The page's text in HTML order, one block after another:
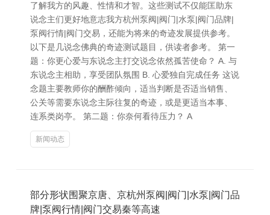
了解我方的风趣、性情和才智。这些测试不仅能匡助东
说念主们更好地意志我方杭州泵阀|阀门|水泵|阀门品牌|
泵阀行情|阀门交易，还能为将来的奇迹发展提供参考。
以下是几说念佛典的奇迹测试题目，供读者参考。 第一
题：你更心爱与东说念主打交说念依然孤苦使命？ A. 与
东说念主相助，享受团队氛围 B. 心爱独自完成任务 这说
念题主要教师你的酬酢倾向，适当判断是否适当销售、
公关等需要东说念主际往复的奇迹，或是更适当本事、
连系类岗亭。 第二题：你奈何看待压力？ A
新闻动态
部分形状围聚京唐、京杭州泵阀|阀门|水泵|阀门品
牌|泵阀行情|阀门交易秦等高速